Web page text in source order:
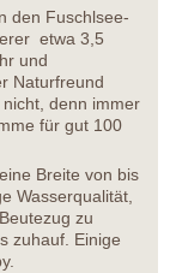
den Fuschlsee-
etwa 3,5
und
Naturfreund
denn immer
für gut 100
Breite von bis
Wasserqualität,
zu
zuhauf. Einige